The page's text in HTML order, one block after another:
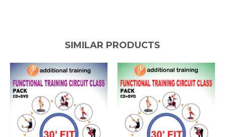
SIMILAR PRODUCTS